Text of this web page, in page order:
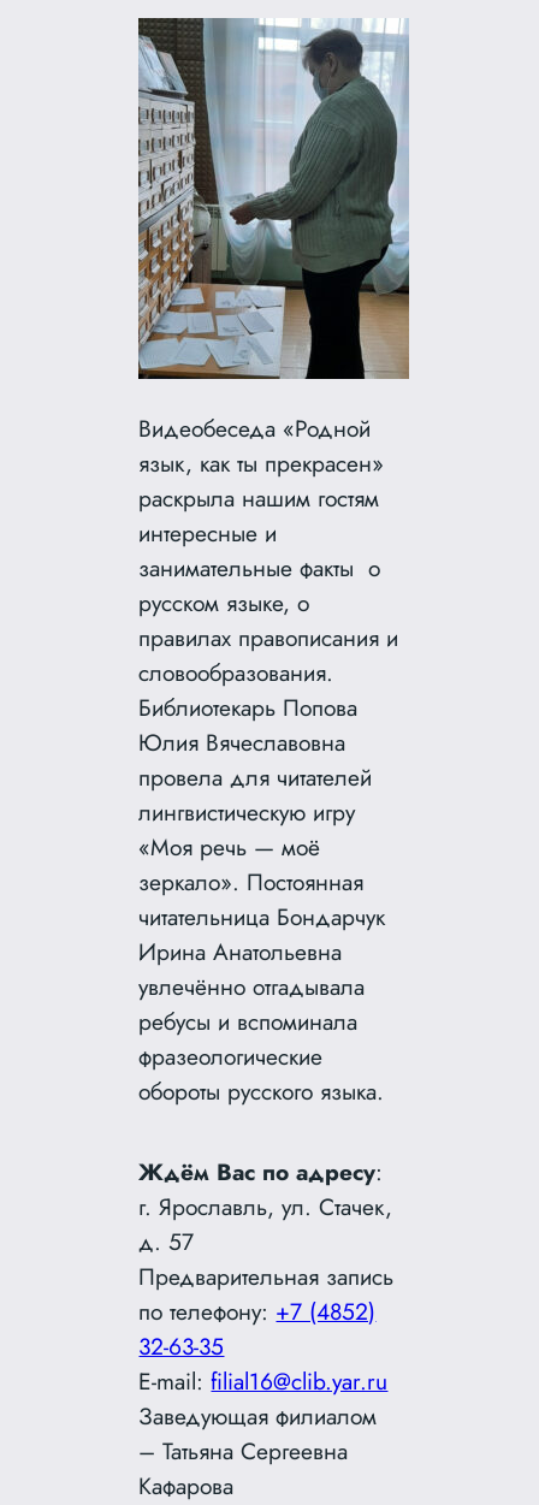
Видеобеседа «Родной
язык, как ты прекрасен»
раскрыла нашим гостям
интересные и
занимательные факты о
русском языке, о
правилах правописания и
словообразования.
Библиотекарь Попова
Юлия Вячеславовна
провела для читателей
лингвистическую игру
«Моя речь — моё
зеркало». Постоянная
читательница Бондарчук
Ирина Анатольевна
увлечённо отгадывала
ребусы и вспоминала
фразеологические
обороты русского языка.
Ждём Вас по адресу:
г. Ярославль, ул. Стачек,
д. 57
Предварительная запись
по телефону: +7 (4852)
32-63-35
E-mail:filial16@clib.yar.ru
Заведующая филиалом
– Татьяна Сергеевна
Кафарова